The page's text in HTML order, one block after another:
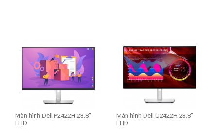
Màn hình Dell P2422H 23.8"
FHD
Màn hình Dell U2422H 23.8"
FHD